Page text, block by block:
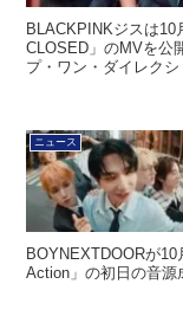
BLACKPINKジスは10
CLOSED」のMVを公
プ・ワン・ダイレク
ニュース
BOYNEXTDOORが
Action」の初日の音源